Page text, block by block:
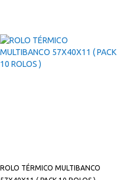
ROLO TÉRMICO MULTIBANCO